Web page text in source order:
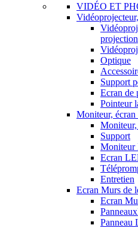
VIDÉO ET
projection
Optique
Support
Ecran de
Pointeur
Moniteur,
Support
Moniteur
Ecran
Entretien
Ecran Murs de
Ecran
Panneau